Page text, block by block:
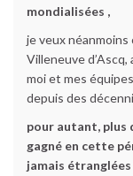
mondialisées ,
je veux néanmoins
Villeneuve
moi et mes
depuis des
pour autant, plus
gagné en cette
jamais